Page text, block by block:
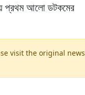
প্রথম আলো ডটকমের
visit the original news